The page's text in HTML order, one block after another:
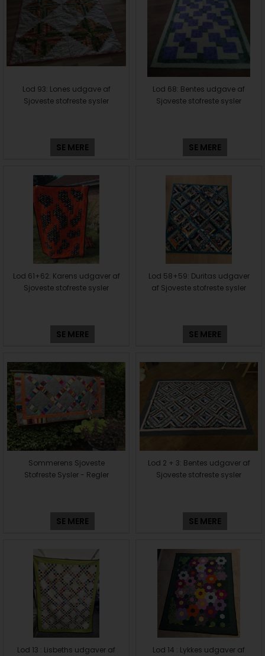
Lod 93: Lones udgave af
Sjoveste stofreste sysler
SE MERE
Lod 68: Bentes udgave af
Sjoveste stofreste sysler
SE MERE
Lod 61+62: Karens udgaver af
Sjoveste stofreste sysler
SE MERE
Lod 58+59: Duritas udgaver
af Sjoveste stofreste sysler
SE MERE
Sommerens Sjoveste
Stofreste Sysler - Regler
SE MERE
Lod 2 + 3: Bentes udgaver af
Sjoveste stofreste sysler
SE MERE
Lod 13 : Lisbeths udgaver af
Lod 14 : Lykkes udgaver af